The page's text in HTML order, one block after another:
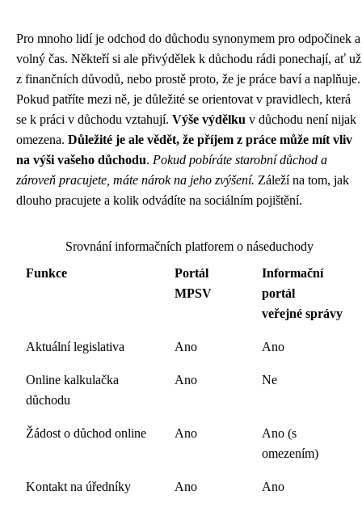
Pro mnoho lidí je odchod do důchodu synonymem pro odpočinek a
volný čas. Někteří si ale přivýdělek k důchodu rádi ponechají, ať už
z finančních důvodů, nebo prostě proto, že je práce baví a naplňuje.
Pokud patříte mezi ně, je důležité se orientovat v pravidlech, která
se k práci v důchodu vztahují. Výše výdělku v důchodu není nijak
omezena. Důležité je ale vědět, že příjem z práce může mít vliv
na výši vašeho důchodu. Pokud pobíráte starobní důchod a
zároveň pracujete, máte nárok na jeho zvýšení. Záleží na tom, jak
dlouho pracujete a kolik odvádíte na sociálním pojištění.
Srovnání informačních platforem o náseduchody
Funkce
Portál
MPSV
Informační
portál
veřejné správy
Aktuální legislativa Ano Ano
Online kalkulačka
důchodu
Ano Ne
Žádost o důchod online Ano
Ano (s
omezením)
Kontakt na úředníky Ano Ano